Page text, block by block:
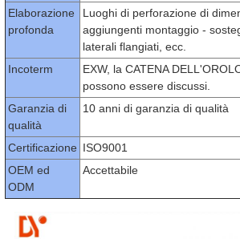
Elaborazione
profonda
Luoghi di perforazione di
aggiungenti montaggio -
laterali flangiati, ecc.
Incoterm
EXW, la CATENA
possono essere discussi.
Garanzia di
qualità
10 anni di garanzia di qualità
Certificazione ISO9001
OEM ed
ODM
Accettabile